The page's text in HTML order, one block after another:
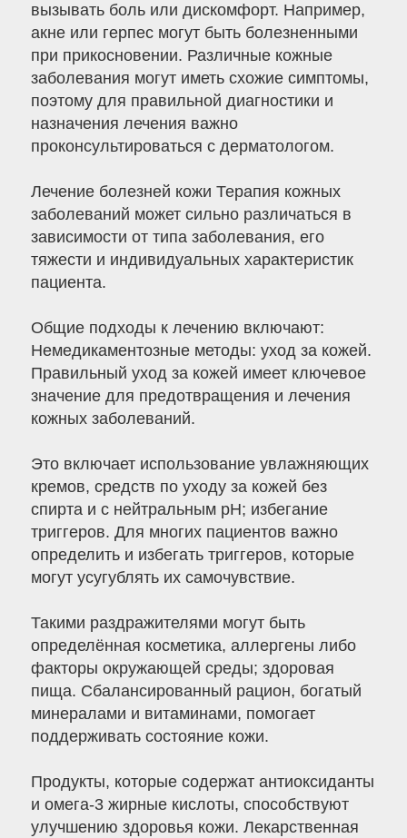
вызывать боль или дискомфорт. Например,
акне или герпес могут быть болезненными
при прикосновении. Различные кожные
заболевания могут иметь схожие симптомы,
поэтому для правильной диагностики и
назначения лечения важно
проконсультироваться с дерматологом.
Лечение болезней кожи Терапия кожных
заболеваний может сильно различаться в
зависимости от типа заболевания, его
тяжести и индивидуальных характеристик
пациента.
Общие подходы к лечению включают:
Немедикаментозные методы: уход за кожей.
Правильный уход за кожей имеет ключевое
значение для предотвращения и лечения
кожных заболеваний.
Это включает использование увлажняющих
кремов, средств по уходу за кожей без
спирта и с нейтральным pH; избегание
триггеров. Для многих пациентов важно
определить и избегать триггеров, которые
могут усугублять их самочувствие.
Такими раздражителями могут быть
определённая косметика, аллергены либо
факторы окружающей среды; здоровая
пища. Сбалансированный рацион, богатый
минералами и витаминами, помогает
поддерживать состояние кожи.
Продукты, которые содержат антиоксиданты
и омега-3 жирные кислоты, способствуют
улучшению здоровья кожи. Лекарственная